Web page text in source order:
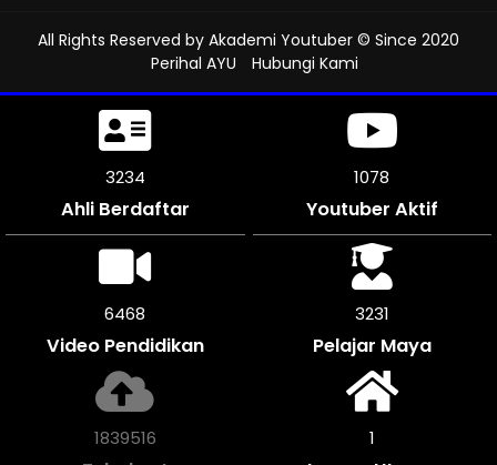
All Rights Reserved by Akademi Youtuber © Since 2020
Perihal AYU
Hubungi Kami
3600
Ahli Berdaftar
1200
Youtuber Aktif
7200
Video Pendidikan
3600
Pelajar Maya
2049600 1